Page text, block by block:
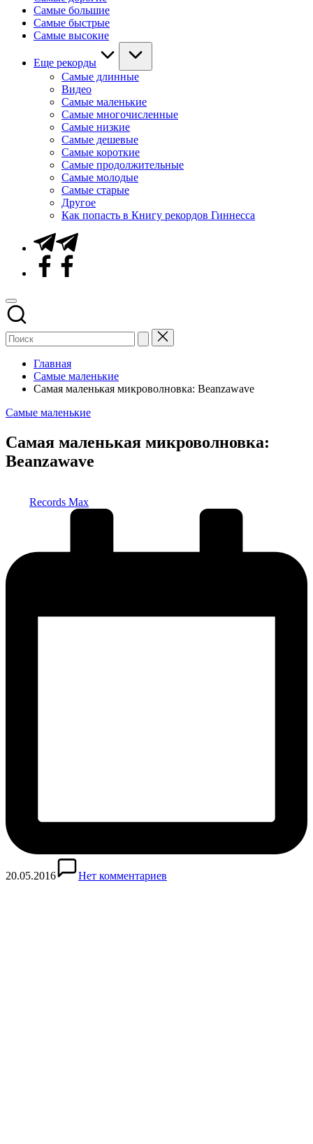
Самые большие
Самые быстрые
Самые высокие
Еще рекорды
Самые длинные
Видео
Самые маленькие
Самые многочисленные
Самые низкие
Самые дешевые
Самые короткие
Самые продолжительные
Самые молодые
Самые старые
Другое
Как попасть в Книгу рекордов Гиннесса
Telegram
Facebook
Главная
Самые маленькие
Самая маленькая микроволновка: Beanzawave
Опубликовано
Самые маленькие
Самая маленькая микроволновка:
Beanzawave
Records Max
20.05.2016 Нет комментариев